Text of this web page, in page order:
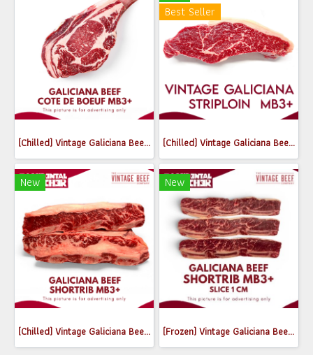
(Chilled) Vintage Galiciana Beef Cote de Boeuf MB3+ (0.8-0.9 kg)
Best Seller
(Chilled) Vintage Galiciana Beef Striploin Steak MB3+
New
(Chilled) Vintage Galiciana Beef Short Rib MB3+ (1.7-1.9 kg)
New
(Frozen) Vintage Galiciana Beef Short Ribs MB3+ Slice (1 cm) 350-380g